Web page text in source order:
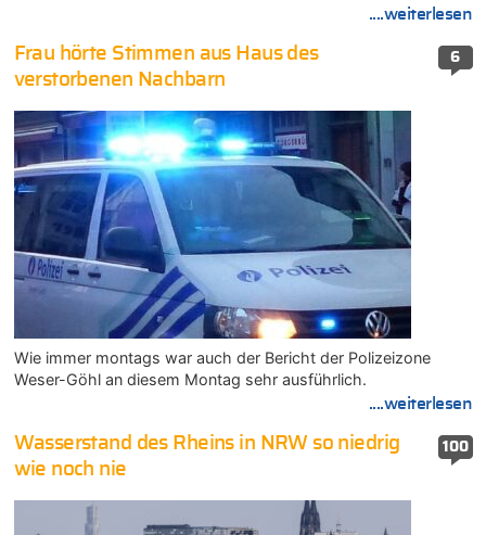
....weiterlesen
6
Frau hörte Stimmen aus Haus des
verstorbenen Nachbarn
Wie immer montags war auch der Bericht der Polizeizone
Weser-Göhl an diesem Montag sehr ausführlich.
....weiterlesen
100
Wasserstand des Rheins in NRW so niedrig
wie noch nie